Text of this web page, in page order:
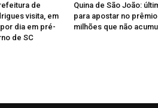
de
visita, em
dia em pré-
de SC
Quina de São João:
para apostar no prêmio
milhões que não